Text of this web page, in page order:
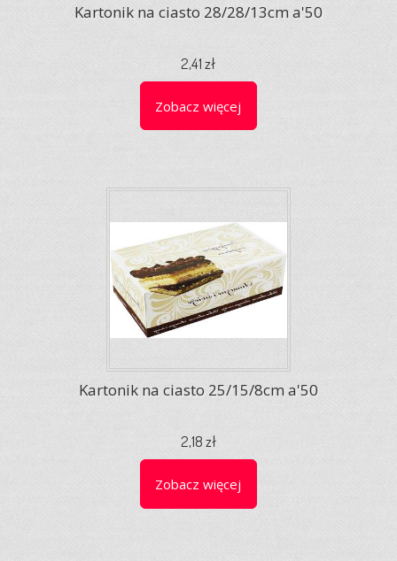
Kartonik na ciasto 28/28/13cm a'50
2,41 zł
Zobacz więcej
Kartonik na ciasto 25/15/8cm a'50
2,18 zł
Zobacz więcej